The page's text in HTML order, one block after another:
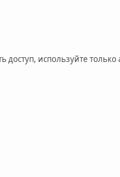
используйте только